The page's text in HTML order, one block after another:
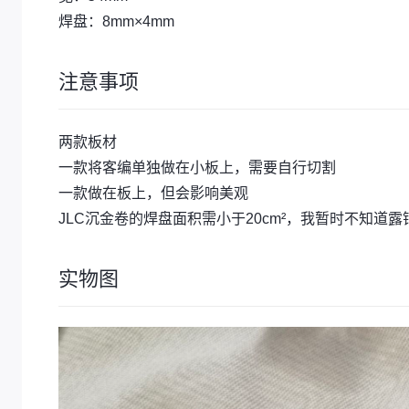
焊盘：8mm×4mm
注意事项
两款板材
一款将客编单独做在小板上，需要自行切割
一款做在板上，但会影响美观
JLC沉金卷的焊盘面积需小于20cm²，我暂时不知道露
实物图